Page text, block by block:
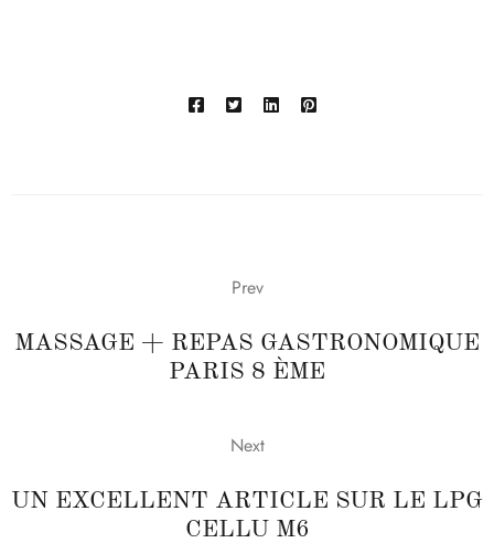
Prev
MASSAGE + REPAS GASTRONOMIQUE
PARIS 8 ÈME
Next
UN EXCELLENT ARTICLE SUR LE LPG
CELLU M6